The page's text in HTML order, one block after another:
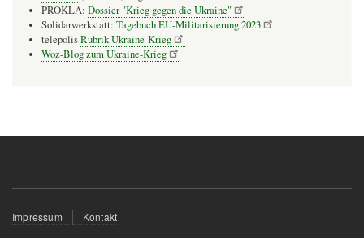
PROKLA: Dossier "Krieg gegen die Ukraine"
Solidarwerkstatt: Tagebuch EU-Militarisierung 2023
telepolisRubrik Ukraine-Krieg
Woz-Blog zum Ukraine-Krieg
Fußzeilenmenü
Impressum Kontakt